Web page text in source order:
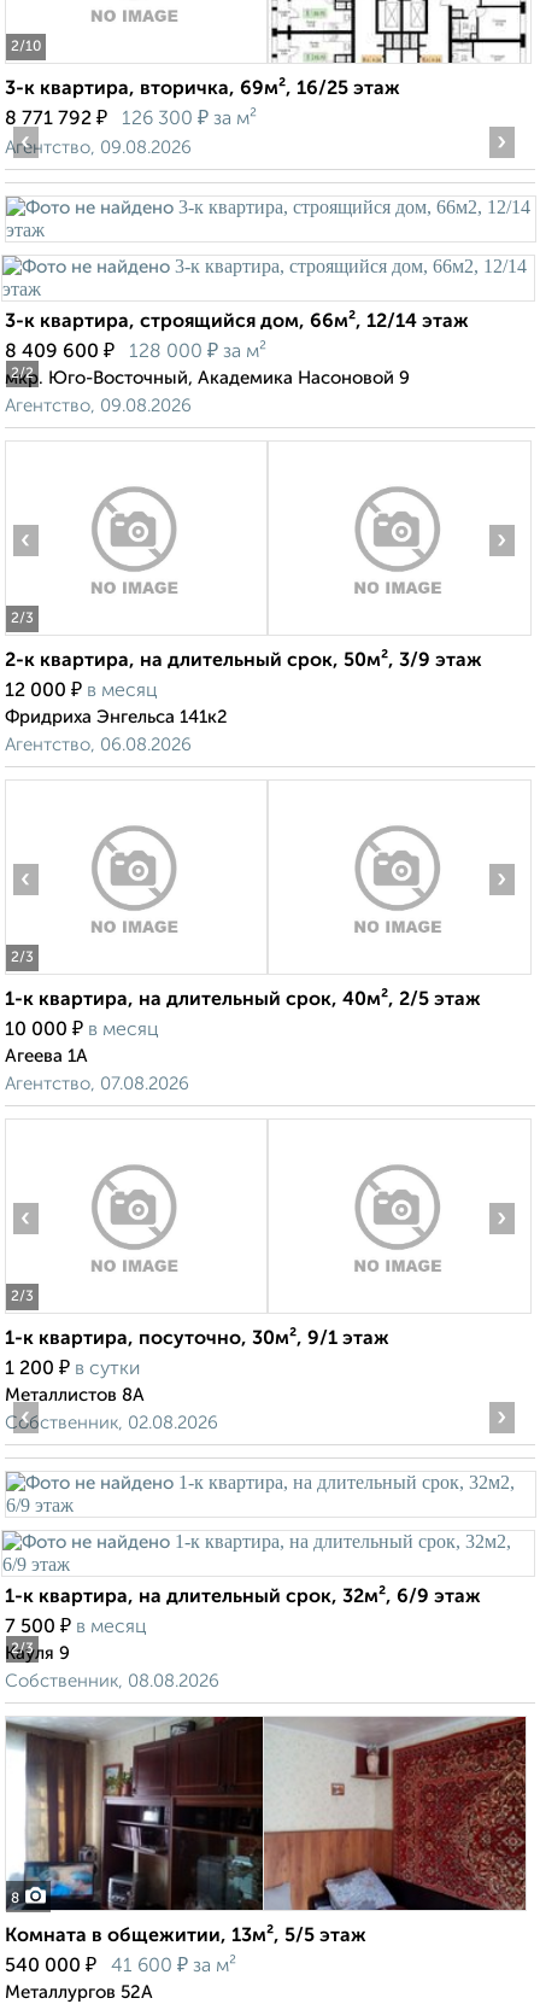
2/10
3-к квартира, вторичка, 69м², 16/25 этаж
8 771 792 ₽ 126 300 ₽ за м²
Агентство, 09.08.2026
2/2
‹ ›
3-к квартира, строящийся дом, 66м², 12/14 этаж
8 409 600 ₽ 128 000 ₽ за м²
мкр. Юго-Восточный, Академика Насоновой 9
Агентство, 09.08.2026
2/3
‹ ›
2-к квартира, на длительный срок, 50м², 3/9 этаж
12 000 ₽ в месяц
Фридриха Энгельса 141к2
Агентство, 06.08.2026
2/3
‹ ›
1-к квартира, на длительный срок, 40м², 2/5 этаж
10 000 ₽ в месяц
Агеева 1А
Агентство, 07.08.2026
2/3
‹ ›
1-к квартира, посуточно, 30м², 9/1 этаж
1 200 ₽ в сутки
Металлистов 8А
Собственник, 02.08.2026
2/3
‹ ›
1-к квартира, на длительный срок, 32м², 6/9 этаж
7 500 ₽ в месяц
Кауля 9
Собственник, 08.08.2026
8
Комната в общежитии, 13м², 5/5 этаж
540 000 ₽ 41 600 ₽ за м²
Металлургов 52А